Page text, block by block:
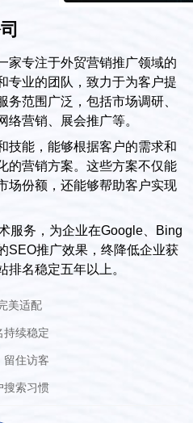
家专注于外贸营销推广领域的
专业的团队，致力于为客户提
范围广泛，包括市场调研、
营销、展会推广等。
技能，能够根据客户的需求和
的营销方案。这些方案不仅能
场份额，还能够帮助客户实现
服务，为企业在Google、Bing
SEO推广效果，终降低企业获
排名稳定五年以上。
美适配
持续稳定
留住访客
搜索习惯